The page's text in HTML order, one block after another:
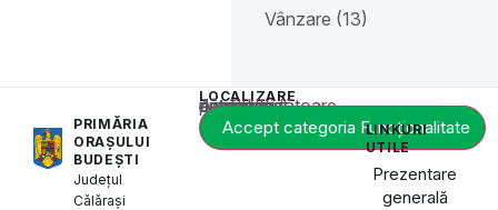
Vânzare (13)
PRIMĂRIA
ORAȘULUI
BUDEȘTI
Județul
Călărași
LOCALIZARE
Acest conținut este blocat până când acceptați categoria corespunzătoare de cookie-uri.
Accept categoria Funcționalitate
LINKURI
UTILE
Prezentare
generală